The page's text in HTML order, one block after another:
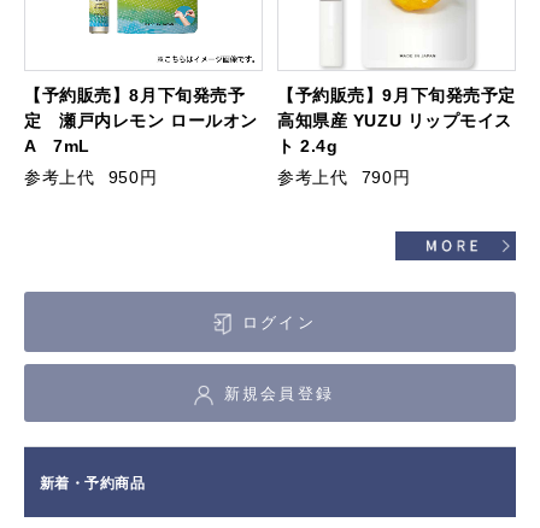
【予約販売】8月下旬発売予
定 瀬戸内レモン ロールオン
A 7mL
参考上代
950円
【予約販売】9月下旬発売予定
高知県産 YUZU リップモイス
ト 2.4g
参考上代
790円
ログイン
新規会員登録
新着・予約商品